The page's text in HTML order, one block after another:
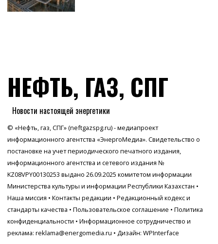
НЕФТЬ, ГАЗ, СПГ
Новости настоящей энергетики
© «Нефть, газ, СПГ» (neftgazspg.ru) - медиапроект
информационного агентства «ЭнергоМедиа». Свидетельство о
постановке на учет периодического печатного издания,
информационного агентства и сетевого издания №
KZ08VPY00130253 выдано 26.09.2025 комитетом информации
Министерства культуры и информации Республики Казахстан •
Наша миссия • Контакты редакции • Редакционный кодекс и
стандарты качества • Пользовательское соглашение • Политика
конфиденциальности • Информационное сотрудничество и
реклама: reklama@energomedia.ru • Дизайн: WPInterface